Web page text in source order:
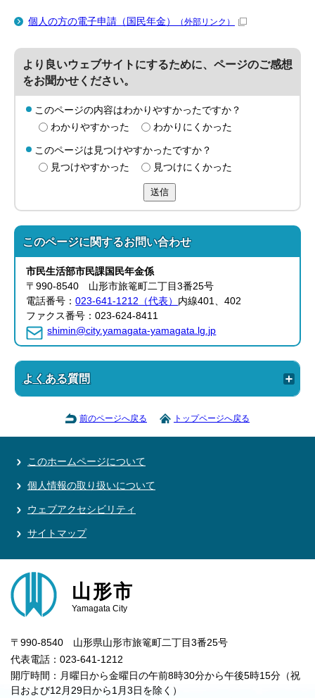
個人の方の電子申請（国民年金） （外部リンク）
より良いウェブサイトにするために、ページのご感想
をお聞かせください。
このページの内容はわかりやすかったですか？
わかりやすかった
わかりにくかった
このページは見つけやすかったですか？
見つけやすかった
見つけにくかった
送信
このページに関するお問い合わせ
市民生活部市民課国民年金係
〒990-8540 山形市旅篭町二丁目3番25号
電話番号：023-641-1212（代表） 内線401、402
ファクス番号：023-624-8411
shimin@city.yamagata-yamagata.lg.jp
よくある質問
前のページへ戻る トップページへ戻る
このホームページについて
個人情報の取り扱いについて
ウェブアクセシビリティ
サイトマップ
山形市
Yamagata City
〒990-8540 山形県山形市旅篭町二丁目3番25号
代表電話：023-641-1212
開庁時間：月曜日から金曜日の午前8時30分から午後5時15分（祝
日および12月29日から1月3日を除く）